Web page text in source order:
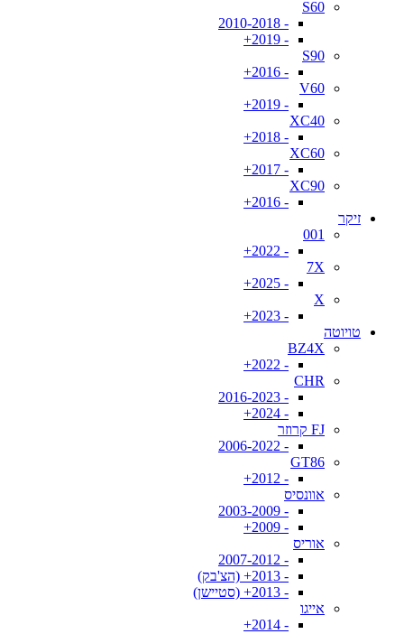
S60
- 2010-2018
- 2019+
S90
- 2016+
V60
- 2019+
XC40
- 2018+
XC60
- 2017+
XC90
- 2016+
זיקר
001
- 2022+
7X
- 2025+
X
- 2023+
טויוטה
BZ4X
- 2022+
CHR
- 2016-2023
- 2024+
FJ קרוזר
- 2006-2022
GT86
- 2012+
אוונסיס
- 2003-2009
- 2009+
אוריס
- 2007-2012
- 2013+ (הצ'בק)
- 2013+ (סטיישן)
אייגו
- 2014+